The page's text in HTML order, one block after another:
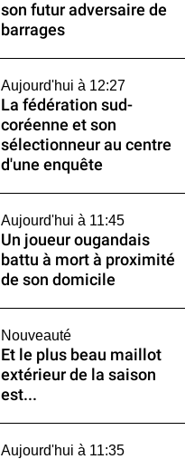
son futur adversaire de
barrages
Aujourd'hui à 12:27
La fédération sud-
coréenne et son
sélectionneur au centre
d'une enquête
Aujourd'hui à 11:45
Un joueur ougandais
battu à mort à proximité
de son domicile
Nouveauté
Et le plus beau maillot
extérieur de la saison
est...
Aujourd'hui à 11:35